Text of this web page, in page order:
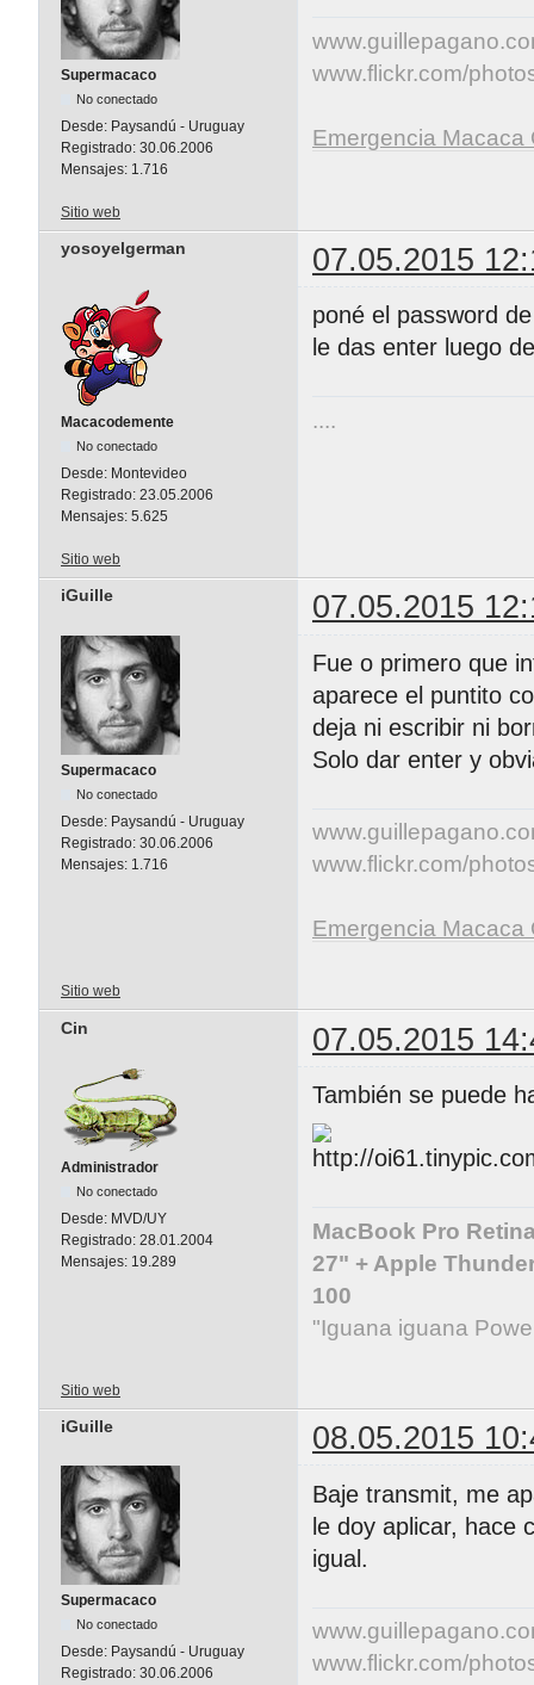
Supermacaco
No conectado
Desde: Paysandú - Uruguay
Registrado: 30.06.2006
Mensajes: 1.716
www.flickr.com/
Emergencia Macaca
Sitio web
yosoyelgerman 07.05.2015
Macacodemente
No conectado
Desde: Montevideo
Registrado: 23.05.2006
Mensajes: 5.625
poné el password
le das enter luego
....
Sitio web
iGuille 07.05.2015
Supermacaco
No conectado
Desde: Paysandú - Uruguay
Registrado: 30.06.2006
Mensajes: 1.716
Fue o primero que
aparece el puntito
deja ni escribir ni
Solo dar enter y
www.flickr.com/
Emergencia Macaca
Sitio web
Cin 07.05.2015
Administrador
No conectado
Desde: MVD/UY
Registrado: 28.01.2004
Mensajes: 19.289
También se puede
MacBook Pro
27" + Apple
100
"Iguana iguana
Sitio web
iGuille 08.05.2015
Supermacaco
No conectado
Desde: Paysandú - Uruguay
Registrado: 30.06.2006
Baje transmit, me
le doy aplicar, hace
igual.
www.flickr.com/